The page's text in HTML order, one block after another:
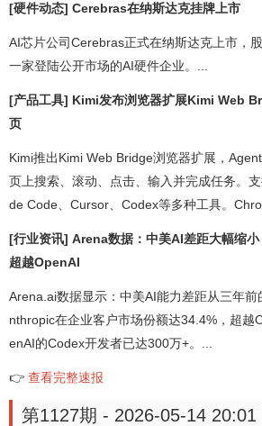
[硬件动态] Cerebras在纳斯达克挂牌上市
AI芯片公司Cerebras正式在纳斯达克上市，
一家登陆公开市场的AI硬件企业。...
[产品工具] Kimi发布浏览器扩展Kimi Web
页
Kimi推出Kimi Web Bridge浏览器扩展，
页上搜索、滚动、点击、输入并完成任务。
de Code、Cursor、Codex等多种工具。
[行业资讯] Arena数据：中美AI差距大幅缩
超越OpenAI
Arena.ai数据显示：中美AI能力差距从三年
nthropic在企业客户市场份额达34.4%，超越
enAI的Codex开发者已达300万+。...
👉 查看完整速报
第1127期 - 2026-05-14 20:01